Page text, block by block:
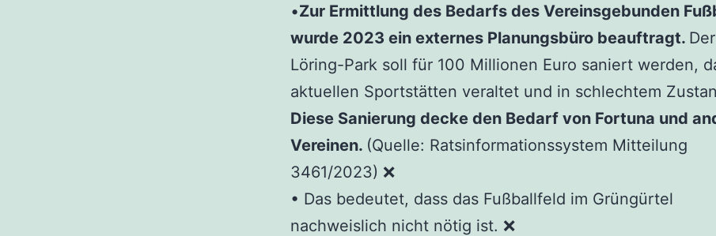
•Zur Ermittlung des Bedarfs des Vereinsgebunden
wurde 2023 ein externes Planungsbüro beauftragt.
Löring-Park soll für 100 Millionen Euro saniert werden,
aktuellen Sportstätten veraltet und in schlechtem
Diese Sanierung decke den Bedarf von Fortuna und
Vereinen. (Quelle: Ratsinformationssystem Mitteilung
3461/2023) ❌
• Das bedeutet, dass das Fußballfeld im Grüngürtel
nachweislich nicht nötig ist. ❌